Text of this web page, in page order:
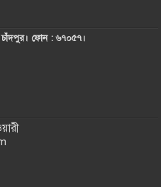
চাঁদপুর। ফোন : ৬৭০৫৭।